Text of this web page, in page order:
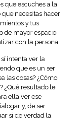
que escuches a la
necesitas hacer
y tus
de mayor espacio
con la persona.
intenta ver la
que es un ser
las cosas? ¿Cómo
¿Qué resultado le
ella ver ese
y, de ser
si de verdad la